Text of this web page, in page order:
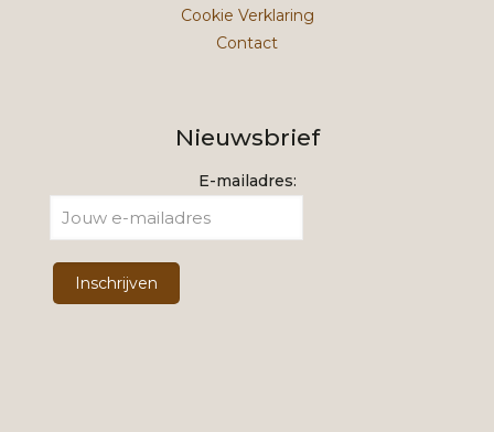
Cookie Verklaring
Contact
Nieuwsbrief
E-mailadres: